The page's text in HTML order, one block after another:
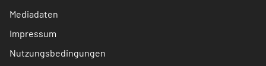
Mediadaten
Impressum
Nutzungsbedingungen